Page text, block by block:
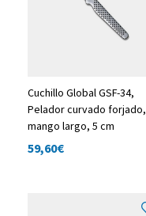
Cuchillo Global GSF-34,
Pelador curvado forjado,
mango largo, 5 cm
59,60€